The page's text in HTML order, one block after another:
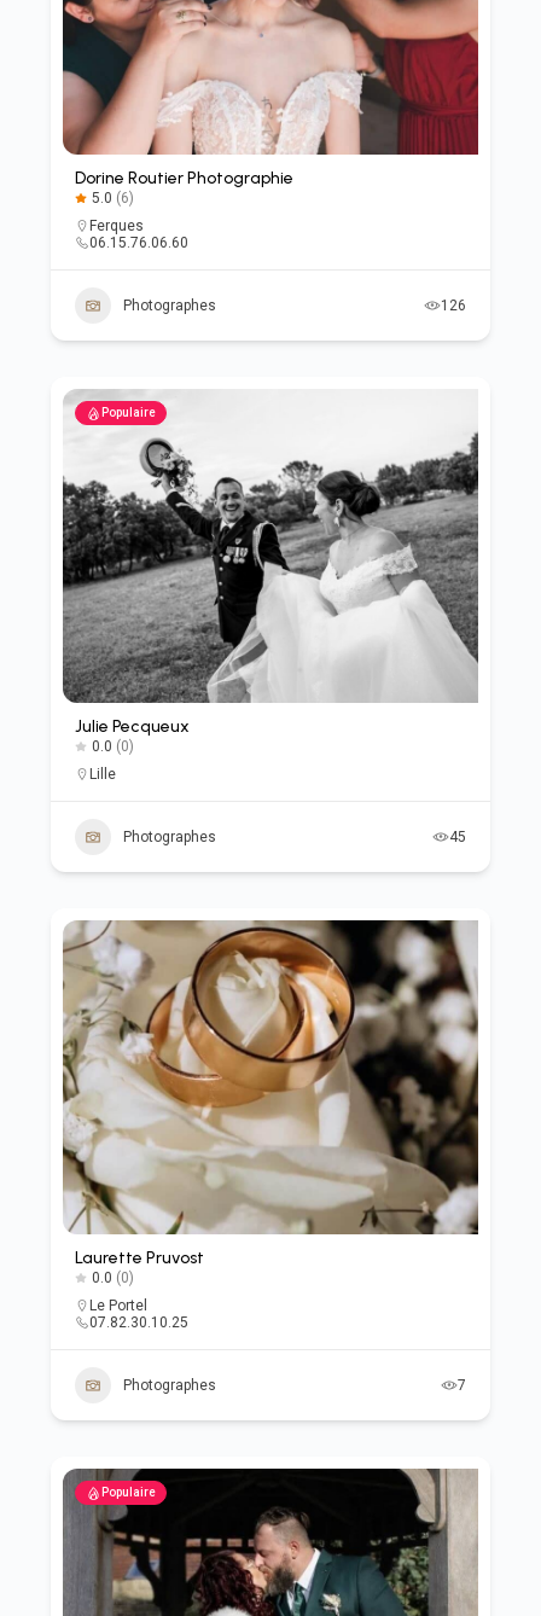
Dorine Routier Photographie
5.0 (6)
Ferques
06.15.76.06.60
Photographes 126
Populaire
Julie Pecqueux
0.0 (0)
Lille
Photographes 45
Laurette Pruvost
0.0 (0)
Le Portel
07.82.30.10.25
Photographes 7
Populaire